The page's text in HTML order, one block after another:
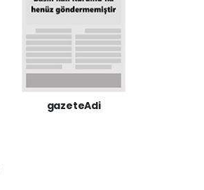
gazeteAdi